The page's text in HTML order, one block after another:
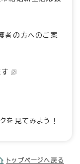
者の方へのご案
を見てみよう！
トップページへ戻る